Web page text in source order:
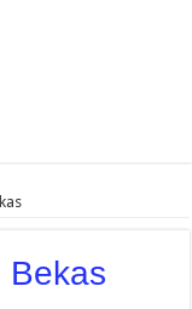
Bekas